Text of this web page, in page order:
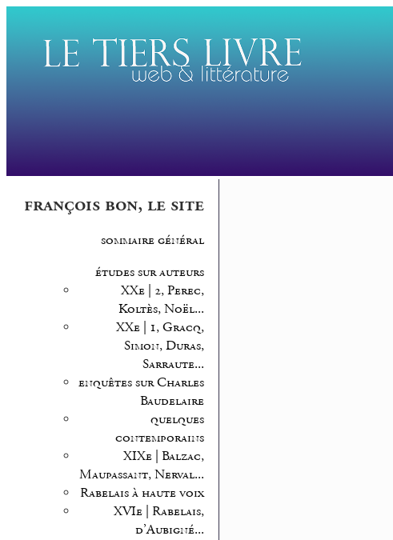
françois bon, le site
sommaire général
études sur auteurs
XXe | 2, Perec,
Koltès, Noël...
XXe | 1, Gracq,
Simon, Duras,
Sarraute...
enquêtes sur Charles
Baudelaire
quelques
contemporains
XIXe | Balzac,
Maupassant, Nerval...
Rabelais à haute voix
XVIe | Rabelais,
d’Aubigné...